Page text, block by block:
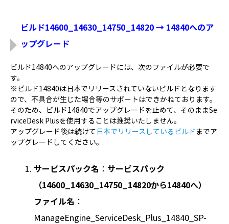
ビルド14600_14630_14750_14820 → 14840へのア
ップグレード
ビルド14840へのアップグレードには、次のファイルが必要で
す。
※ビルド14840は日本でリリースされていないビルドとなります
ので、不具合が生じた場合等のサポートはできかねております。
そのため、ビルド14840でアップグレードを止めて、そのままSe
rviceDesk Plusを使用することは推奨いたしません。
アップグレード後は続けて 日本でリリースしているビルド までア
ップグレードしてください。
サービスパック名 ： サービスパック
（14600_14630_14750_14820から14840へ）
ファイル名 ：
ManageEngine_ServiceDesk_Plus_14840_SP-